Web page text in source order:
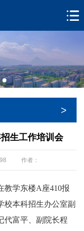
>
生工作培训会
作者：
教学东楼A座410报
校本科招生办公室副
代富平、副院长程